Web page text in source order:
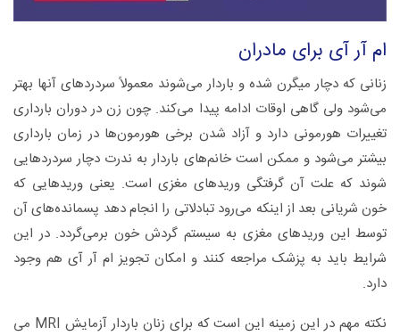
ام آر آی برای مادران
زنانی که دچار میگرن شده و باردار می‌شوند معمولاً سردردهای آنها بهتر
می‌شود ولی گاهی اوقات ادامه پیدا می‌کند. چون زن در دوران بارداری
تغییرات هورمونی دارد و آزاد شدن برخی هورمون‌ها در زمان بارداری
بیشتر می‌شود و ممکن است خانم‌های باردار به ندرت دچار سردردهایی
شوند که علت آن گرفتگی وریدهای مغزی است. یعنی وریدهایی که
خون شریانی بعد از اینکه می‌رود تبادلاتی را انجام دهد پسمانده‌های آن
توسط این وریدهای مغزی به سیستم گردش خون برمی‌گردد. در این
شرایط باید به پزشک مراجعه کنند و امکان تجویز ام آر آی هم وجود
دارد.
نکته مهم در این زمینه این است که برای زنان باردار آزمایش MRI می